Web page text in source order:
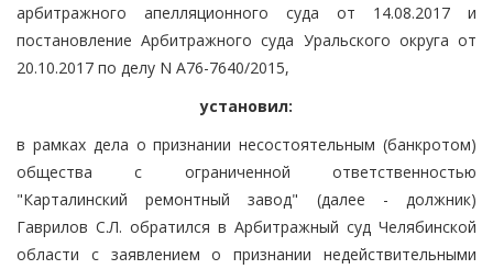
арбитражного апелляционного суда от 14.08.2017 и
постановление Арбитражного суда Уральского округа от
20.10.2017 по делу N А76-7640/2015,
установил:
в рамках дела о признании несостоятельным (банкротом)
общества с ограниченной ответственностью
"Карталинский ремонтный завод" (далее - должник)
Гаврилов С.Л. обратился в Арбитражный суд Челябинской
области с заявлением о признании недействительными